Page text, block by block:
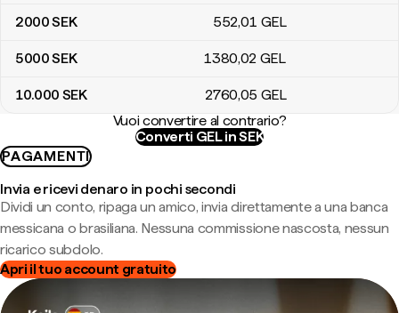
2000SEK 552,01 GEL
5000SEK 1380,02 GEL
10.000 SEK 2760,05 GEL
Vuoi convertire al contrario?
Converti GEL in SEK
PAGAMENTI
Invia e ricevi denaro in pochi secondi
Dividi un conto, ripaga un amico, invia direttamente a una banca
messicana o brasiliana. Nessuna commissione nascosta, nessun
ricarico subdolo.
Apri il tuo account gratuito